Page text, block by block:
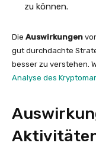
zu können.
Die Auswirkungen
gut durchdachte
besser zu verstehen.
Analyse des